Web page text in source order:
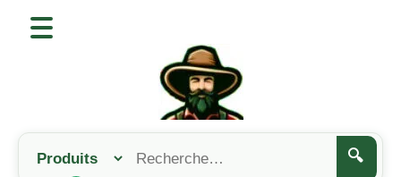
🔍